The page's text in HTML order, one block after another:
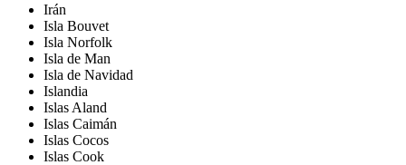
Irán
Isla Bouvet
Isla Norfolk
Isla de Man
Isla de Navidad
Islandia
Islas Aland
Islas Caimán
Islas Cocos
Islas Cook